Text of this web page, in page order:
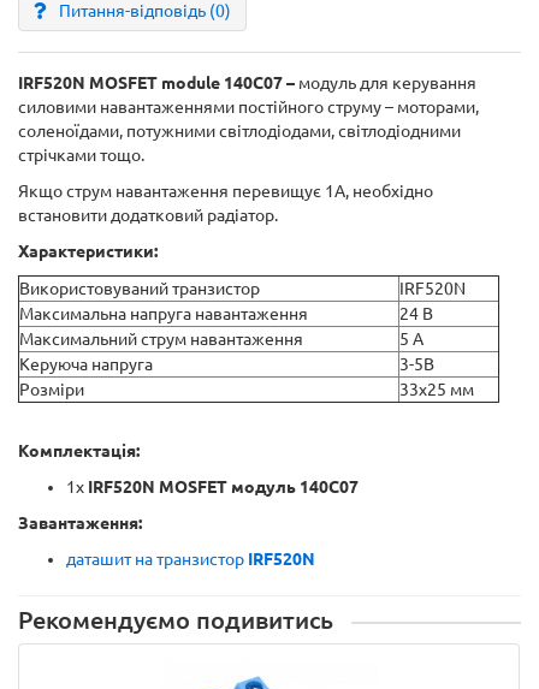
Питання-відповідь (0)
IRF520N MOSFET module 140C07 – модуль для керування
силовими навантаженнями постійного струму – моторами,
соленоїдами, потужними світлодіодами, світлодіодними
стрічками тощо.
Якщо струм навантаження перевищує 1А, необхідно
встановити додатковий радіатор.
Характеристики:
Використовуваний транзистор
IRF520N
Максимальна напруга навантаження
24 В
Максимальний струм навантаження
5 А
Керуюча напруга
3-5В
Розміри
33х25 мм
Комплектація:
1x IRF520N MOSFET модуль 140C07
Завантаження:
даташит на транзистор IRF520N
Рекомендуємо подивитись